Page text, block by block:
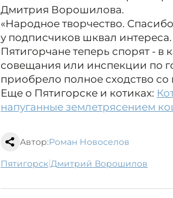
Дмитрия Ворошилова.
«Народное творчество.
у подписчиков шквал интереса.
Пятигорчане теперь спорят - в
совещания или инспекции по
приобрело полное сходство
Еще о Пятигорске и котиках:
напуганные землетрясением
Автор:Роман Новоселов
Пятигорск| Дмитрий Ворошилов